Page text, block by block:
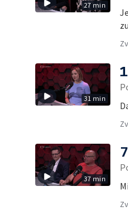
27 min
31 min
37 min